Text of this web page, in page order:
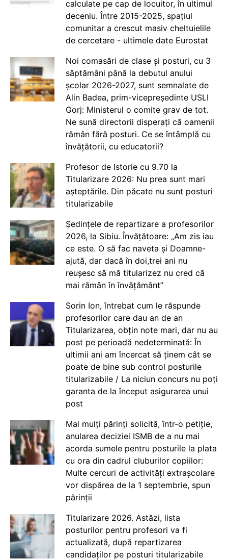
calculate pe cap de locuitor, în ultimul
deceniu. Între 2015-2025, spațiul
comunitar a crescut masiv cheltuielile
de cercetare - ultimele date Eurostat
Noi comasări de clase și posturi, cu 3
săptămâni până la debutul anului
școlar 2026-2027, sunt semnalate de
Alin Badea, prim-vicepreședinte USLI
Gorj: Ministerul o comite grav de tot.
Ne sună directorii disperați că oamenii
rămân fără posturi. Ce se întâmplă cu
învățătorii, cu educatorii?
Profesor de Istorie cu 9.70 la
Titularizare 2026: Nu prea sunt mari
așteptările. Din păcate nu sunt posturi
titularizabile
Ședințele de repartizare a profesorilor
2026, la Sibiu. Învățătoare: „Am zis iau
ce este. O să fac naveta și Doamne-
ajută, dar dacă în doi,trei ani nu
reușesc să mă titularizez nu cred că
mai rămân în învățământ”
Sorin Ion, întrebat cum le răspunde
profesorilor care dau an de an
Titularizarea, obțin note mari, dar nu au
post pe perioadă nedeterminată: În
ultimii ani am încercat să ținem cât se
poate de bine sub control posturile
titularizabile / La niciun concurs nu poți
garanta de la început asigurarea unui
post
Mai mulți părinți solicită, într-o petiție,
anularea deciziei ISMB de a nu mai
acorda sumele pentru posturile la plata
cu ora din cadrul cluburilor copiilor:
Multe cercuri de activități extrașcolare
vor dispărea de la 1 septembrie, spun
părinții
Titularizare 2026. Astăzi, lista
posturilor pentru profesori va fi
actualizată, după repartizarea
candidaților pe posturi titularizabile